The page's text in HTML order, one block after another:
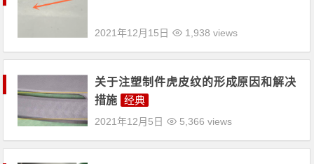
2021年12月15日 1,938 views
关于注塑制件虎皮纹的形成原因和解决
措施
经典
2021年12月5日 5,366 views